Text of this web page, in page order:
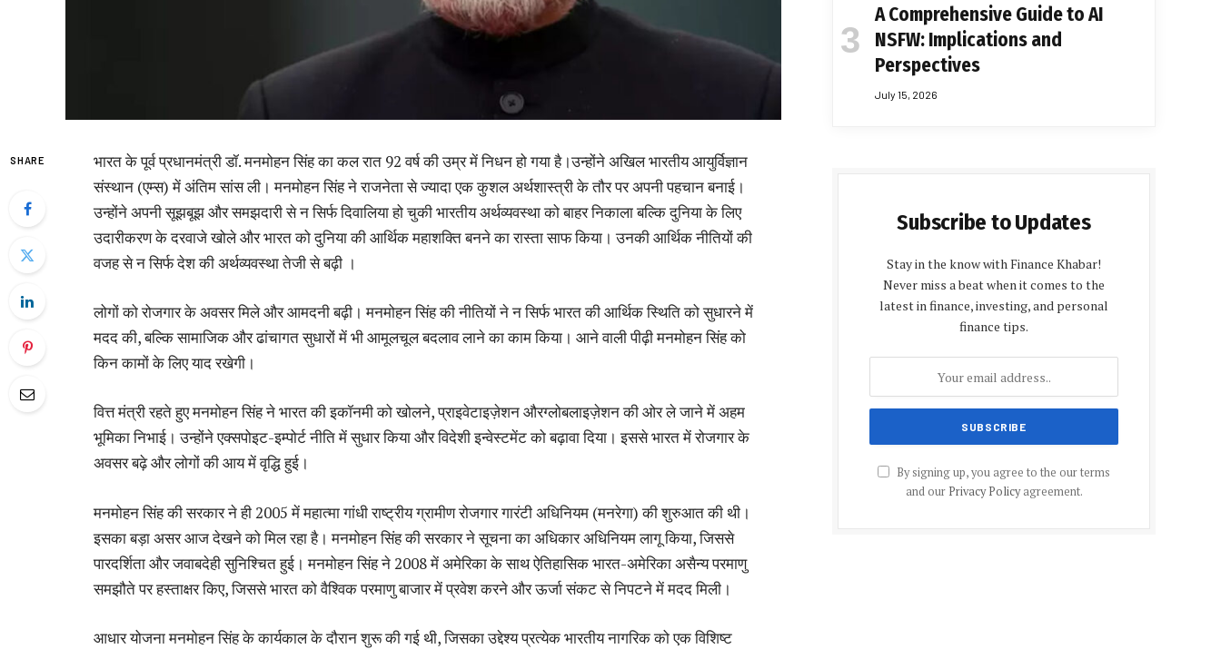
SHARE
भारत के पूर्व प्रधानमंत्री डॉ. मनमोहन सिंह का कल रात 92 वर्ष की उम्र में निधन हो गया है।उन्होंने अखिल भारतीय आयुर्विज्ञान
संस्थान (एम्स) में अंतिम सांस ली। मनमोहन सिंह ने राजनेता से ज्यादा एक कुशल अर्थशास्त्री के तौर पर अपनी पहचान बनाई।
उन्होंने अपनी सूझबूझ और समझदारी से न सिर्फ दिवालिया हो चुकी भारतीय अर्थव्यवस्था को बाहर निकाला बल्कि दुनिया के लिए
उदारीकरण के दरवाजे खोले और भारत को दुनिया की आर्थिक महाशक्ति बनने का रास्ता साफ किया। उनकी आर्थिक नीतियों की
वजह से न सिर्फ देश की अर्थव्यवस्था तेजी से बढ़ी ।
लोगों को रोजगार के अवसर मिले और आमदनी बढ़ी। मनमोहन सिंह की नीतियों ने न सिर्फ भारत की आर्थिक स्थिति को सुधारने में
मदद की, बल्कि सामाजिक और ढांचागत सुधारों में भी आमूलचूल बदलाव लाने का काम किया। आने वाली पीढ़ी मनमोहन सिंह को
किन कामों के लिए याद रखेगी।
वित्त मंत्री रहते हुए मनमोहन सिंह ने भारत की इकॉनमी को खोलने, प्राइवेटाइज़ेशन औरग्लोबलाइज़ेशन की ओर ले जाने में अहम
भूमिका निभाई। उन्होंने एक्सपोइट-इम्पोर्ट नीति में सुधार किया और विदेशी इन्वेस्टमेंट को बढ़ावा दिया। इससे भारत में रोजगार के
अवसर बढ़े और लोगों की आय में वृद्धि हुई।
मनमोहन सिंह की सरकार ने ही 2005 में महात्मा गांधी राष्ट्रीय ग्रामीण रोजगार गारंटी अधिनियम (मनरेगा) की शुरुआत की थी।
इसका बड़ा असर आज देखने को मिल रहा है। मनमोहन सिंह की सरकार ने सूचना का अधिकार अधिनियम लागू किया, जिससे
पारदर्शिता और जवाबदेही सुनिश्चित हुई। मनमोहन सिंह ने 2008 में अमेरिका के साथ ऐतिहासिक भारत-अमेरिका असैन्य परमाणु
समझौते पर हस्ताक्षर किए, जिससे भारत को वैश्विक परमाणु बाजार में प्रवेश करने और ऊर्जा संकट से निपटने में मदद मिली।
आधार योजना मनमोहन सिंह के कार्यकाल के दौरान शुरू की गई थी, जिसका उद्देश्य प्रत्येक भारतीय नागरिक को एक विशिष्ट
A Comprehensive Guide to AI
NSFW: Implications and
Perspectives
July 15, 2026
Subscribe to Updates
Stay in the know with Finance Khabar!
Never miss a beat when it comes to the
latest in finance, investing, and personal
finance tips.
By signing up, you agree to the our terms
and our Privacy Policyagreement.